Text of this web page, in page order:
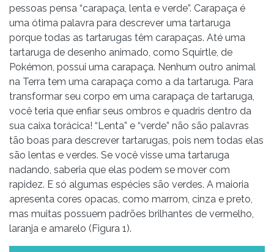
pessoas pensa “carapaça, lenta e verde”. Carapaça é
uma ótima palavra para descrever uma tartaruga
porque todas as tartarugas têm carapaças. Até uma
tartaruga de desenho animado, como Squirtle, de
Pokémon, possui uma carapaça. Nenhum outro animal
na Terra tem uma carapaça como a da tartaruga. Para
transformar seu corpo em uma carapaça de tartaruga,
você teria que enfiar seus ombros e quadris dentro da
sua caixa torácica! “Lenta” e “verde” não são palavras
tão boas para descrever tartarugas, pois nem todas elas
são lentas e verdes. Se você visse uma tartaruga
nadando, saberia que elas podem se mover com
rapidez. E só algumas espécies são verdes. A maioria
apresenta cores opacas, como marrom, cinza e preto,
mas muitas possuem padrões brilhantes de vermelho,
laranja e amarelo (Figura 1).